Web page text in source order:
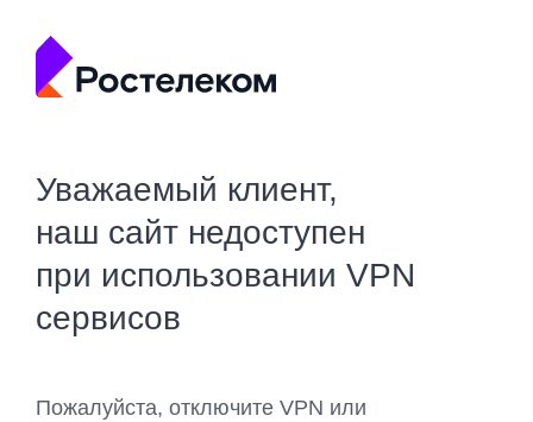
Уважаемый клиент,
наш сайт недоступен
при использовании VPN
сервисов
Пожалуйста, отключите VPN или